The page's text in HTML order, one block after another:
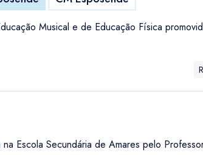
Musical e de Educação Física
Escola Secundária de Amares pelo